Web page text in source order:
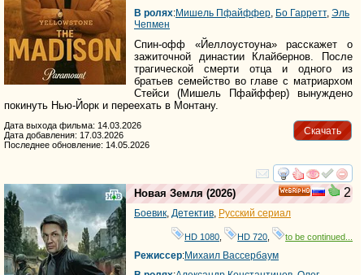
В ролях:Мишель Пфайффер, Бо Гарретт, Эль
Чепмен
Спин-офф «Йеллоустоуна» расскажет о
зажиточной династии Клайбернов. После
трагической смерти отца и одного из
братьев семейство во главе с матриархом
Стейси (Мишель Пфайффер) вынуждено
покинуть Нью-Йорк и переехать в Монтану.
Скачать
Дата выхода фильма: 14.03.2026
Дата добавления: 17.03.2026
Последнее обновление: 14.05.2026
смотреть
HD
2
Новая Земля (2026)
Боевик Детектив Русский сериал
HD 1080 HD 720 to be continued...
Режиссер:Михаил Вассербаум